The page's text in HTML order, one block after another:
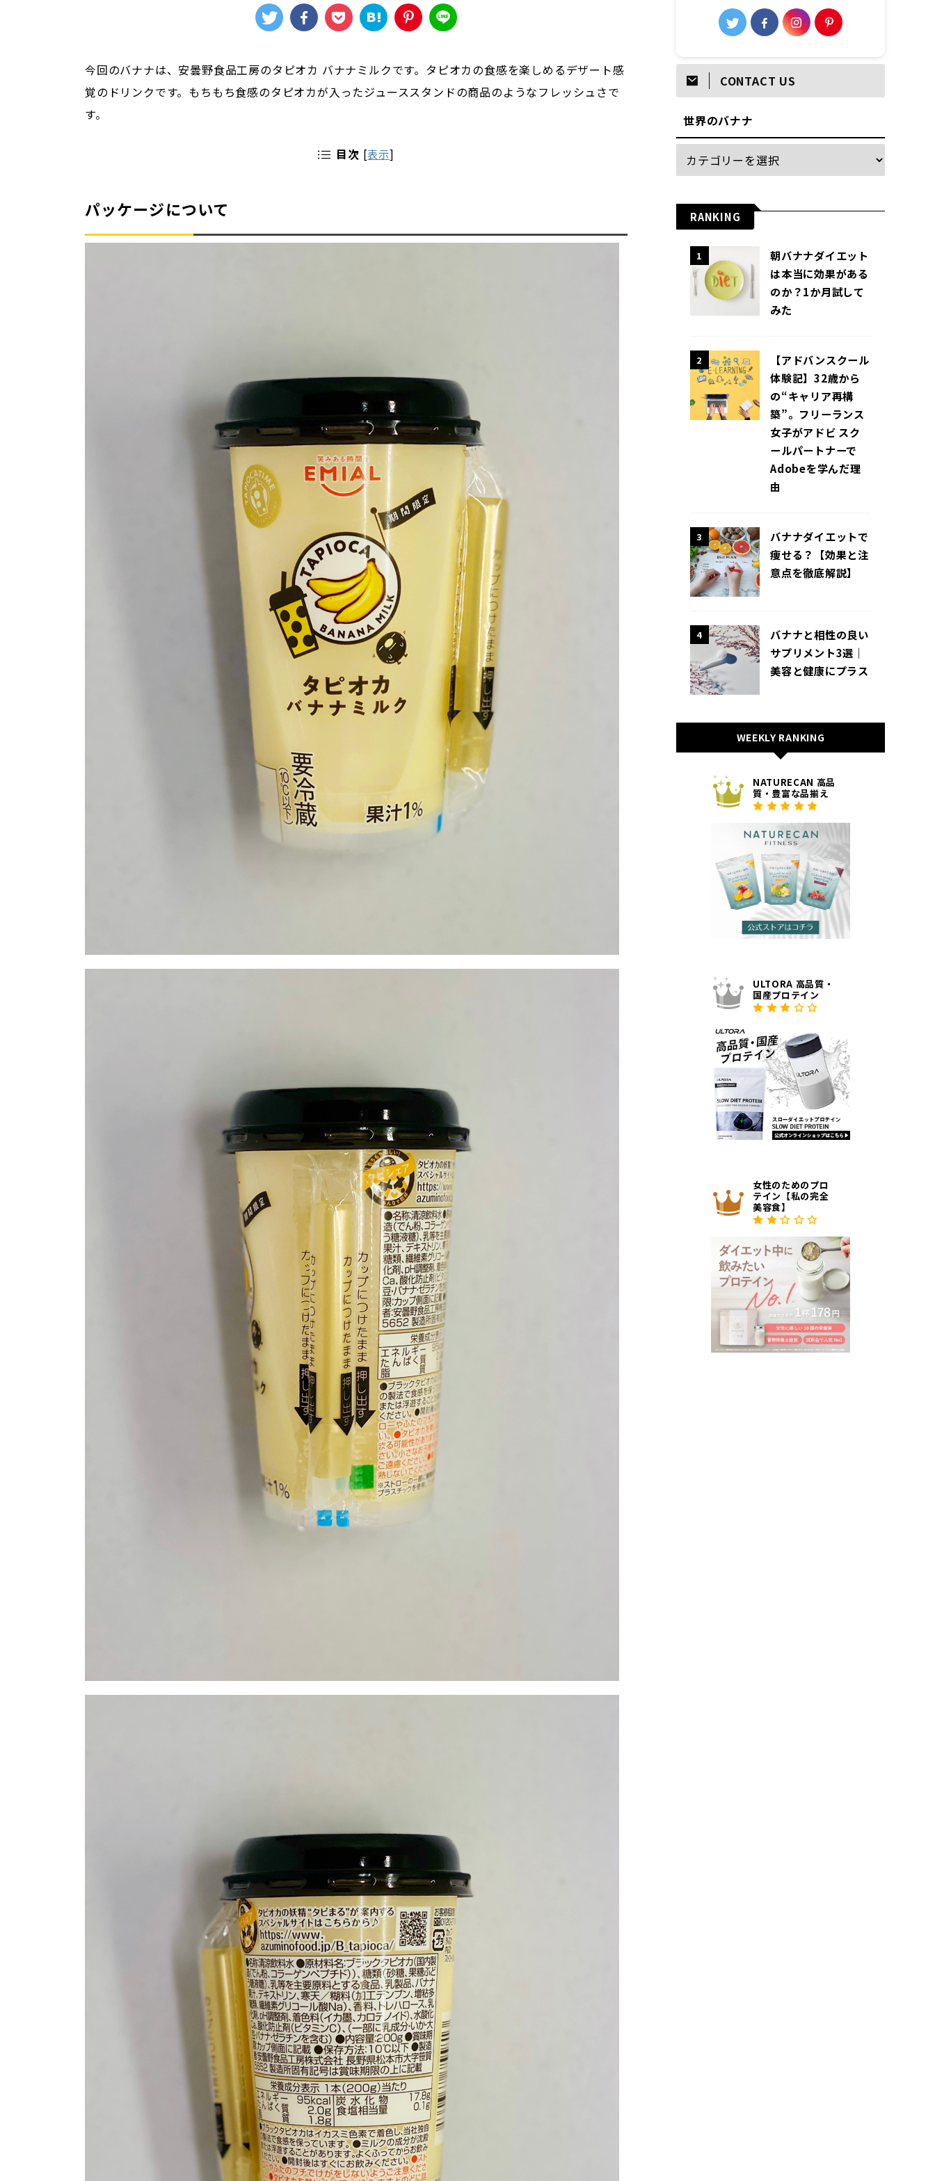
今回のバナナは、安曇野食品工房のタピオカ バナナミルクです。タピオカの食感を楽しめるデザート感
覚のドリンクです。もちもち食感のタピオカが入ったジューススタンドの商品のようなフレッシュさで
す。
目次 [表示]
パッケージについて
CONTACT US
世界のバナナ
RANKING
1
朝バナナダイエット
は本当に効果がある
のか？1か月試して
みた
2
【アドバンスクール
体験記】32歳から
の“キャリア再構
築”。フリーランス
女子がアドビ スク
ールパートナーで
Adobeを学んだ理
由
3
バナナダイエットで
痩せる？【効果と注
意点を徹底解説】
4
バナナと相性の良い
サプリメント3選｜
美容と健康にプラス
WEEKLY RANKING
NATURECAN 高品
質・豊富な品揃え
ULTORA 高品質・
国産プロテイン
女性のためのプロ
テイン【私の完全
美容食】